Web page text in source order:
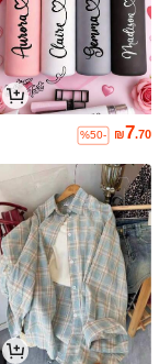
₪7.70
%50-